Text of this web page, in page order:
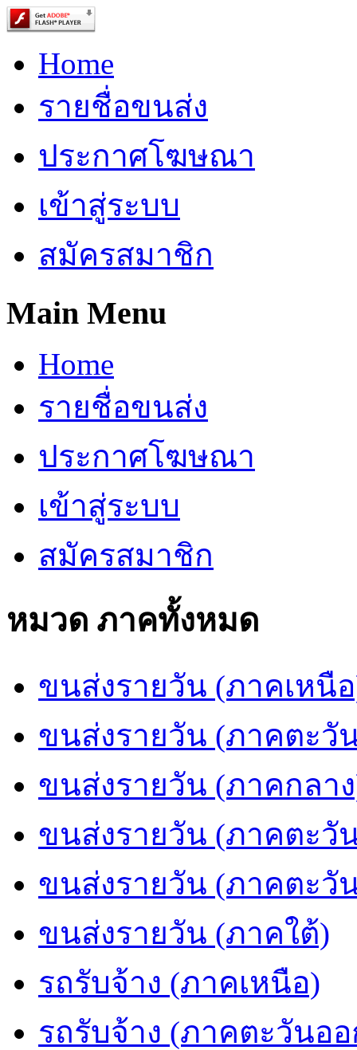
Home
รายชื่อขนส่ง
ประกาศโฆษณา
เข้าสู่ระบบ
สมัครสมาชิก
Main Menu
Home
รายชื่อขนส่ง
ประกาศโฆษณา
เข้าสู่ระบบ
สมัครสมาชิก
หมวด ภาคทั้งหมด
ขนส่งรายวัน (ภาคเหนื
ขนส่งรายวัน (ภาคตะวั
ขนส่งรายวัน (ภาคกลา
ขนส่งรายวัน (ภาคตะวั
ขนส่งรายวัน (ภาคตะวั
ขนส่งรายวัน (ภาคใต้)
รถรับจ้าง (ภาคเหนือ)
รถรับจ้าง (ภาคตะวันออ